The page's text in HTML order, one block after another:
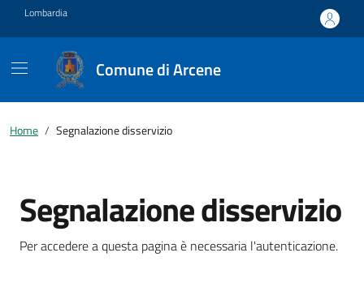
Vai ai contenuti
Vai al footer
Lombardia
Comune di Arcene
Home Segnalazione disservizio
Segnalazione disservizio
Per accedere a questa pagina è necessaria l'autenticazione.